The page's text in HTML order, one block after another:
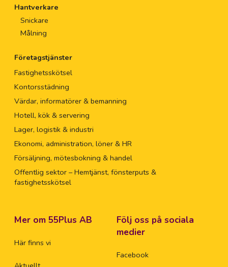
Hantverkare
Snickare
Målning
Företagstjänster
Fastighetsskötsel
Kontorsstädning
Värdar, informatörer & bemanning
Hotell, kök & servering
Lager, logistik & industri
Ekonomi, administration, löner & HR
Försäljning, mötesbokning & handel
Offentlig sektor – Hemtjänst, fönsterputs &
fastighetsskötsel
Mer om 55Plus AB
Här finns vi
Följ oss på sociala
medier
Facebook